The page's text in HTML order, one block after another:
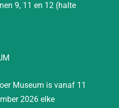
9, 11 en 12 (halte
Museum is vanaf 11
2026 elke